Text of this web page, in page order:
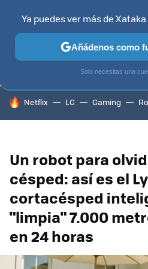
TELEVISORES CONTENIDOS
HOY SE HABLA DE
Netflix LG Gaming
Un robot para
césped: así es el
cortacésped
"limpia" 7.000
en 24 horas
Ya puedes ver más de
Añádenos como
Solo necesitas una